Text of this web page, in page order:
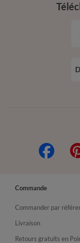
Commande
Commander par
Livraison
Retours gratuits en